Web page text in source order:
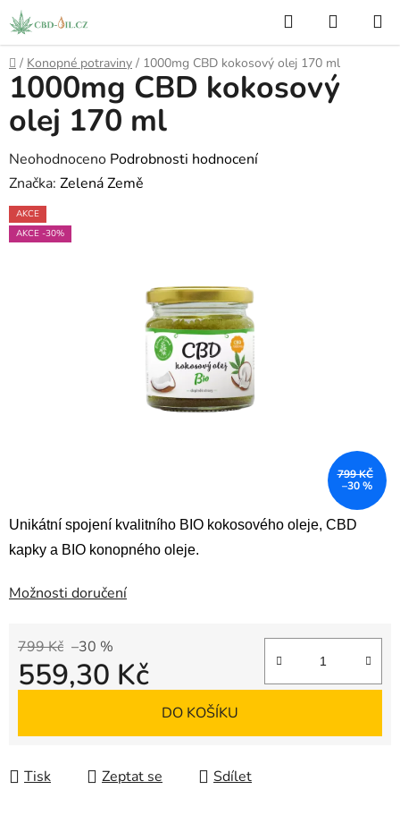
Přejít
na
obsah
Hledat
KOŠÍK
Domů
/ Konopné potraviny / 1000mg CBD kokosový olej 170 ml
Unikátní spojení kvalitního BIO kokosového oleje, CBD
kapky a BIO konopného oleje.
Možnosti doručení
799 Kč –30 %
559,30 Kč
DO KOŠÍKU
Tisk Zeptat se Sdílet
1000mg CBD kokosový
olej 170 ml
Průměrné
hodnocení
produktu
je
Neohodnoceno Podrobnosti hodnocení
Značka: Zelená Země
AKCE
AKCE -30%
799 KČ
–30 %